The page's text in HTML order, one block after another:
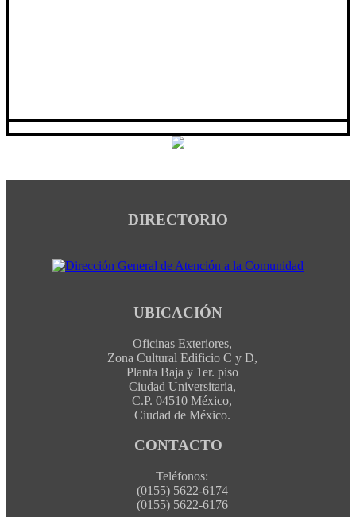
DIRECTORIO
UBICACIÓN
Oficinas Exteriores,
Zona Cultural Edificio C y D,
Planta Baja y 1er. piso
Ciudad Universitaria,
C.P. 04510 México,
Ciudad de México.
CONTACTO
Teléfonos:
(0155) 5622-6174
(0155) 5622-6176